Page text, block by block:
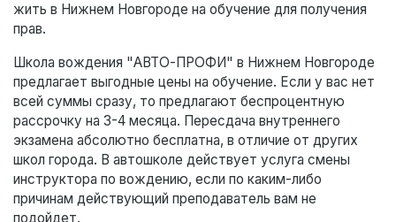
жить в Нижнем Новгороде на обучение для получения
прав.
Школа вождения "АВТО-ПРОФИ" в Нижнем Новгороде
предлагает выгодные цены на обучение. Если у вас нет
всей суммы сразу, то предлагают беспроцентную
рассрочку на 3-4 месяца. Пересдача внутреннего
экзамена абсолютно бесплатна, в отличие от других
школ города. В автошколе действует услуга смены
инструктора по вождению, если по каким-либо
причинам действующий преподаватель вам не
подойдет.